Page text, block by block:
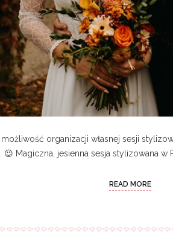
organizacji własnej sesji
Magiczna, jesienna sesja stylizowana w
READ MORE